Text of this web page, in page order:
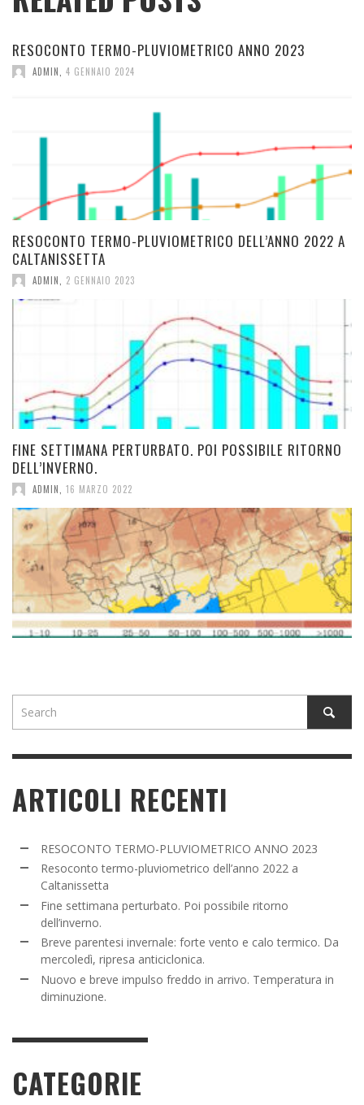
RESOCONTO TERMO-PLUVIOMETRICO ANNO 2023
ADMIN 4 GENNAIO 2024
RESOCONTO TERMO-PLUVIOMETRICO DELL’ANNO 2022 A
CALTANISSETTA
ADMIN 2 GENNAIO 2023
FINE SETTIMANA PERTURBATO. POI POSSIBILE RITORNO
DELL’INVERNO.
ADMIN 16 MARZO 2022
ARTICOLI RECENTI
RESOCONTO TERMO-PLUVIOMETRICO ANNO 2023
Resoconto termo-pluviometrico dell’anno 2022 a
Caltanissetta
Fine settimana perturbato. Poi possibile ritorno
dell’inverno.
Breve parentesi invernale: forte vento e calo termico. Da
mercoledì, ripresa anticiclonica.
Nuovo e breve impulso freddo in arrivo. Temperatura in
diminuzione.
CATEGORIE